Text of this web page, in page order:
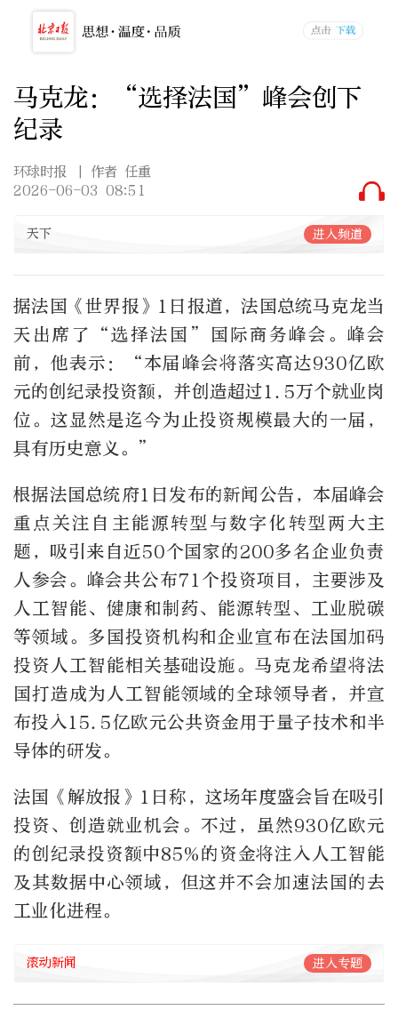
马克龙：“选择法国”峰会创下
纪录
环球时报
| 作者 任重
2026-06-03 08:51
天下 进入频道
据法国《世界报》1日报道，法国总统马克龙当
天出席了“选择法国”国际商务峰会。峰会
前，他表示：“本届峰会将落实高达930亿欧
元的创纪录投资额，并创造超过1.5万个就业岗
位。这显然是迄今为止投资规模最大的一届，
具有历史意义。”
根据法国总统府1日发布的新闻公告，本届峰会
重点关注自主能源转型与数字化转型两大主
题，吸引来自近50个国家的200多名企业负责
人参会。峰会共公布71个投资项目，主要涉及
人工智能、健康和制药、能源转型、工业脱碳
等领域。多国投资机构和企业宣布在法国加码
投资人工智能相关基础设施。马克龙希望将法
国打造成为人工智能领域的全球领导者，并宣
布投入15.5亿欧元公共资金用于量子技术和半
导体的研发。
法国《解放报》1日称，这场年度盛会旨在吸引
投资、创造就业机会。不过，虽然930亿欧元
的创纪录投资额中85%的资金将注入人工智能
及其数据中心领域，但这并不会加速法国的去
工业化进程。
滚动新闻 进入专题